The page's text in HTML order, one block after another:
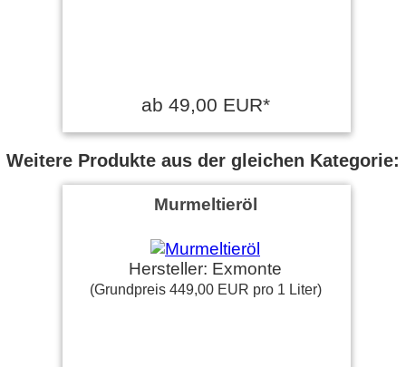
ab 49,00 EUR*
Weitere Produkte aus der gleichen Kategorie:
Murmeltieröl
Hersteller: Exmonte
(Grundpreis 449,00 EUR pro 1 Liter)